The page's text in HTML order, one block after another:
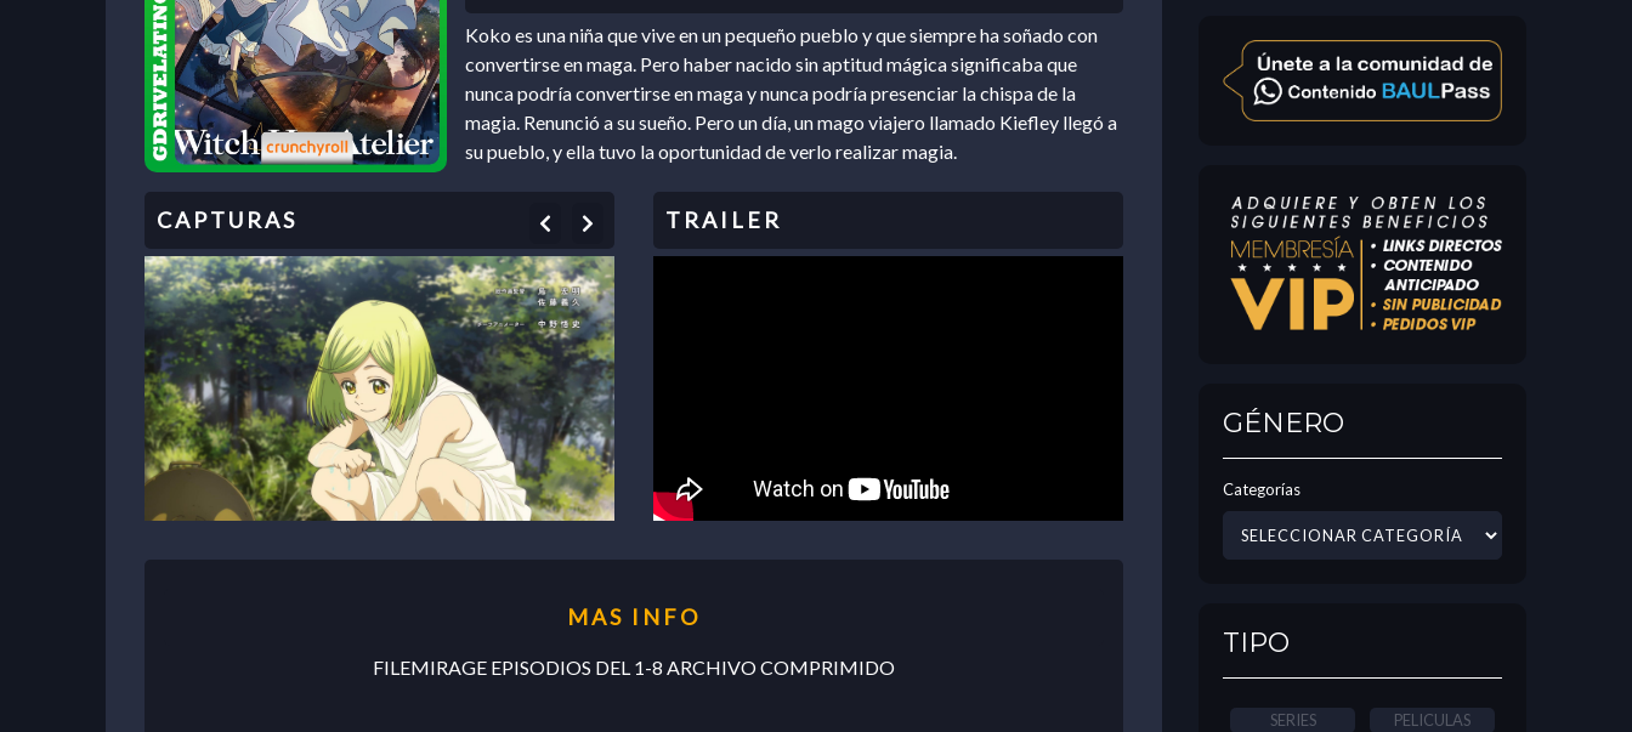
Koko es una niña que vive en un pequeño pueblo y que siempre ha soñado con
convertirse en maga. Pero haber nacido sin aptitud mágica significaba que
nunca podría convertirse en maga y nunca podría presenciar la chispa de la
magia. Renunció a su sueño. Pero un día, un mago viajero llamado Kiefley llegó a
su pueblo, y ella tuvo la oportunidad de verlo realizar magia.
Previous
FILEMIRAGE EPISODIOS DEL 1-8 ARCHIVO COMPRIMIDO
GÉNERO
Categorías
TIPO
SERIES PELICULAS